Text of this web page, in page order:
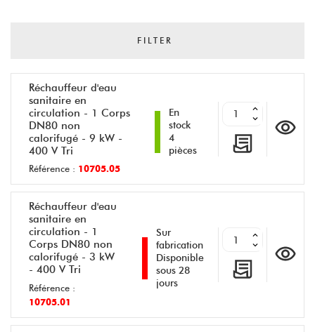
FILTER
Réchauffeur d'eau
sanitaire en
circulation - 1 Corps
DN80 non
calorifugé - 9 kW -
400 V Tri
Référence : 10705.05
En
stock
4
pièces
Réchauffeur d'eau
sanitaire en
circulation - 1
Corps DN80 non
calorifugé - 3 kW
- 400 V Tri
Référence :
10705.01
Sur
fabrication
Disponible
sous 28
jours